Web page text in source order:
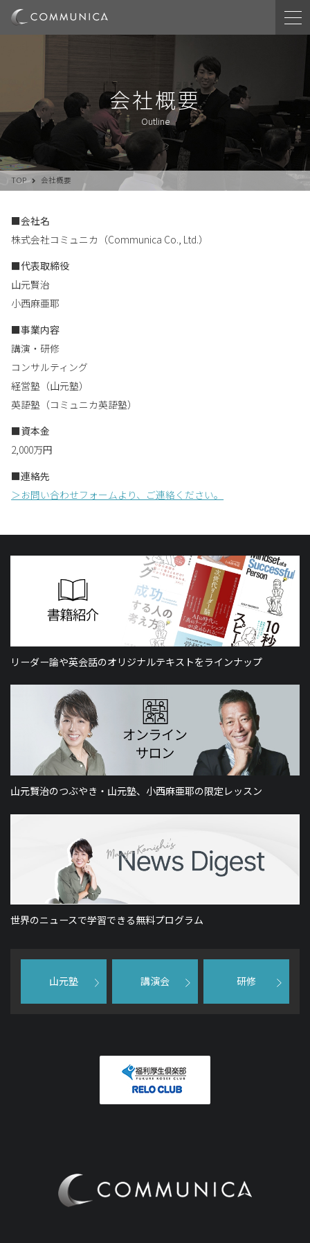
会社概要
Outline
TOP 会社概要
■会社名
株式会社コミュニカ（Communica Co., Ltd.）
■代表取締役
山元賢治
小西麻亜耶
■事業内容
講演・研修
コンサルティング
経営塾（山元塾）
英語塾（コミュニカ英語塾）
■資本金
2,000万円
■連絡先
＞お問い合わせフォームより、ご連絡ください。
リーダー論や英会話のオリジナルテキストをラインナップ
山元賢治のつぶやき・山元塾、小西麻亜耶の限定レッスン
世界のニュースで学習できる無料プログラム
山元塾 講演会 研修